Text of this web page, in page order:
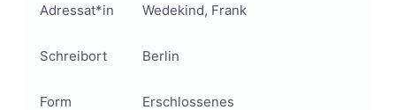
Adressat*in Wedekind, Frank
Schreibort Berlin
Form
Erschlossenes